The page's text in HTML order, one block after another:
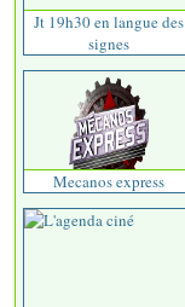
Jt 19h30 en langue des
signes
Mecanos express